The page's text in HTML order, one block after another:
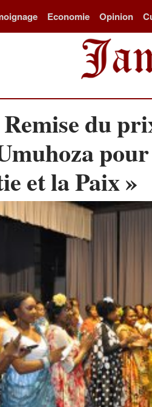
Economie Opinion
du
et la Paix »